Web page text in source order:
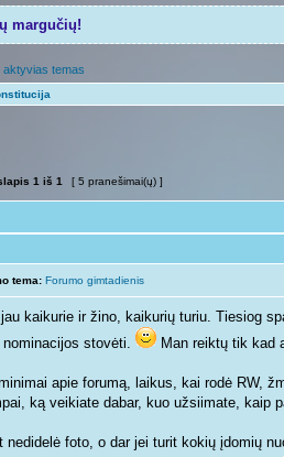
margučių!
aktyvias temas
1 iš 1 [ 5 pranešimai(ų) ]
tema: Forumo gimtadienis
kaikurie ir žino, kaikurių turiu. Tiesiog
stovėti.
Man reiktų tik kad
apie forumą, laikus, kai rodė RW,
ką veikiate dabar, kuo užsiimate, kaip
nedidelė foto, o dar jei turit kokių įdomių